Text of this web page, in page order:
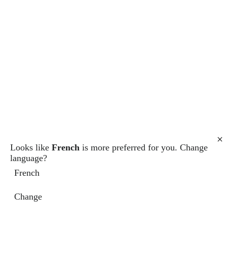
Looks like French is more preferred for you. Change
language?
French
Change